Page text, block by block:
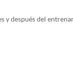
y después del